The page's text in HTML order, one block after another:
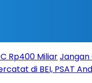
Rp400 MiliarJangan
di BEI, PSAT